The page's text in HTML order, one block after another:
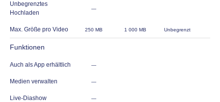
Unbegrenztes
Hochladen
—
Max. Größe pro Video 250 MB 1 000 MB Unbegrenzt
Funktionen
Auch als App erhältlich —
Medien verwalten —
Live-Diashow —